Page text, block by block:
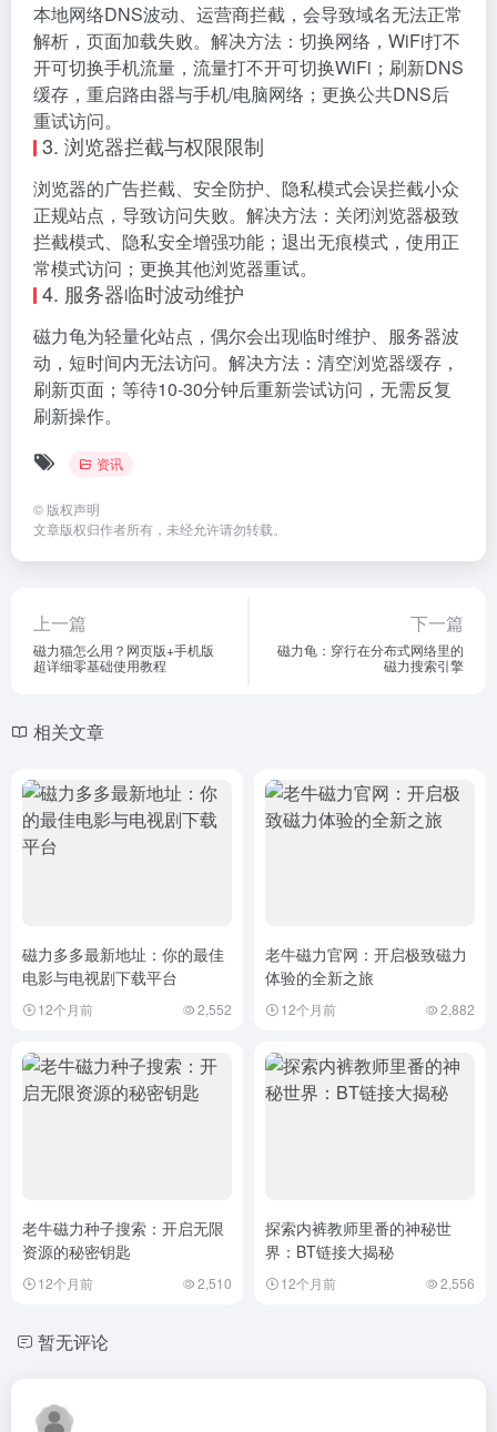
本地网络DNS波动、运营商拦截，会导致域名无法正常
解析，页面加载失败。解决方法：切换网络，WiFi打不
开可切换手机流量，流量打不开可切换WiFi；刷新DNS
缓存，重启路由器与手机/电脑网络；更换公共DNS后
重试访问。
3. 浏览器拦截与权限限制
浏览器的广告拦截、安全防护、隐私模式会误拦截小众
正规站点，导致访问失败。解决方法：关闭浏览器极致
拦截模式、隐私安全增强功能；退出无痕模式，使用正
常模式访问；更换其他浏览器重试。
4. 服务器临时波动维护
磁力龟为轻量化站点，偶尔会出现临时维护、服务器波
动，短时间内无法访问。解决方法：清空浏览器缓存，
刷新页面；等待10-30分钟后重新尝试访问，无需反复
刷新操作。
资讯
© 版权声明
文章版权归作者所有，未经允许请勿转载。
上一篇
磁力猫怎么用？网页版+手机版
超详细零基础使用教程
下一篇
磁力龟：穿行在分布式网络里的
磁力搜索引擎
相关文章
磁力多多最新地址：你的最佳
电影与电视剧下载平台
12个月前 2,552
老牛磁力官网：开启极致磁力
体验的全新之旅
12个月前 2,882
老牛磁力种子搜索：开启无限
资源的秘密钥匙
12个月前 2,510
探索内裤教师里番的神秘世
界：BT链接大揭秘
12个月前 2,556
暂无评论